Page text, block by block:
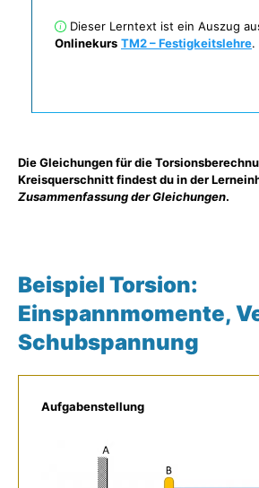
Dieser Lerntext ist ein Auszug
Onlinekurs TM2 – Festigkeitslehre.
Die Gleichungen für die
Kreisquerschnitt findest du in der
Zusammenfassung der Gleichungen.
Beispiel Torsion:
Einspannmomente,
Schubspannung
Aufgabenstellung